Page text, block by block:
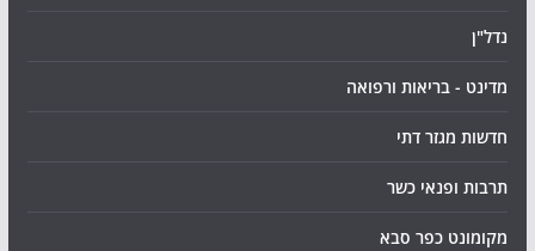
נדל"ן
מדינט - בריאות ורפואה
חדשות מגזר דתי
תרבות ופנאי כשר
מקומונט כפר סבא